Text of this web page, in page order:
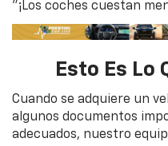
"¡Los coches cuestan
Esto Es Lo
Cuando se adquiere un
algunos documentos
adecuados, nuestro